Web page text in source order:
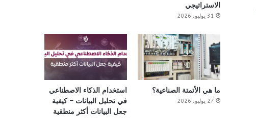
الاستراتيجي
31 يوليو، 2026
ما هي الأتمتة الصناعية؟
27 يوليو، 2026
استخدام الذكاء الاصطناعي
في تحليل البيانات – كيفية
جعل البيانات أكثر منطقية